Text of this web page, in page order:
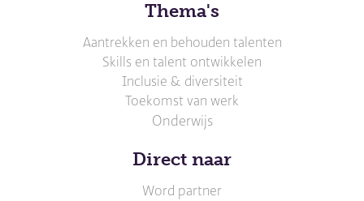
Thema's
Aantrekken en behouden talenten
Skills en talent ontwikkelen
Inclusie & diversiteit
Toekomst van werk
Onderwijs
Direct naar
Word partner